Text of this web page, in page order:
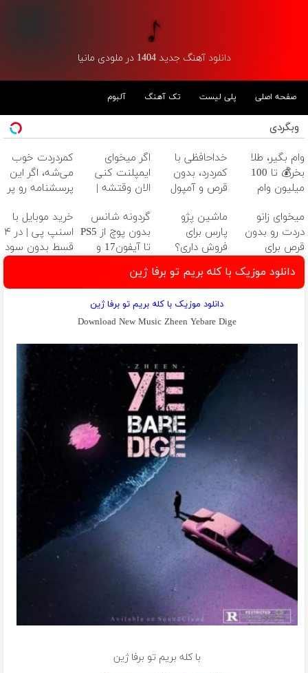
دانلود آهنگ جدید 1404 در ملودی مانیا
صفحه اصلی پلی لیست تک آهنگ آلبوم
وبگردی
وام بگیر، طلا
بخر💰 تا 100
میلیون وام
ضامن
خداحافظی با
کمردرد، بدون
قرص و آمپول
اگر میخوای
ایمپلنت کنی
الان وقتشه |
میلیون تومان!!!
کمردردت خوب
می‌شه، اگر این
پرسشنامه رو پر
میخوای زانو
دردت رو بدون
قرص برای
همیشه خوب
کنی؟
(پرسش‌نامه رو
ماشین پژو
پارس برای
فروش داری؟
بفروشش
گردونه شانس
بدون پوچ از PS5
تا آیفون17 و
خرید موبایل با
اسنپ پی | در ۴
قسط بدون سود
دانلود موزیک با کله بریم تو برفا ژین
دانلود موزیک با کله بریم تو برفا ژین
Download New Music Zheen Yebare Dige
با کله بریم تو برفاژین